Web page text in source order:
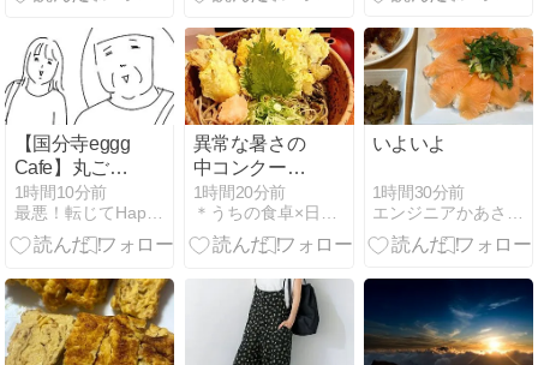
【国分寺eggg
Cafe】丸ごと
桃を切ったら
中から出てき
たもの
1時間10分前
最悪！転じてHappy〜自閉症スペクトラム姉妹の毎日〜
異常な暑さの
中コンクール
終了☆
1時間20分前
＊うちの食卓×日常＊
いよいよ
1時間30分前